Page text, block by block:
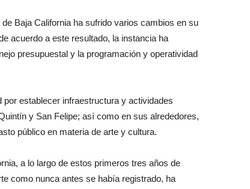
Baja California ha sufrido varios cambios en su
acuerdo a este resultado, la instancia ha
presupuestal y la programación y operatividad
establecer infraestructura y actividades
y San Felipe; así como en sus alrededores,
público en materia de arte y cultura.
a lo largo de estos primeros tres años de
como nunca antes se había registrado, ha